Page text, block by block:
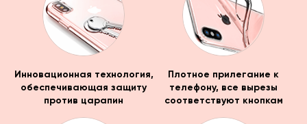
Инновационная технология,
обеспечивающая защиту
против царапин
Плотное прилегание к
телефону, все вырезы
соответствуют кнопкам